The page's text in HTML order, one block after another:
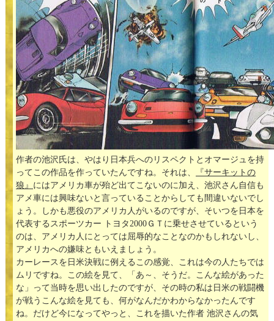
作者の池沢氏は、やはり日本兵へのリスペクトとオマージュを持
ってこの作品を作っていたんですね。それは、
『サーキットの
狼』 にはアメリカ車が殆ど出てこないのに加え、池沢さん自信も
アメ車には興味ないと言っていることからしても間違いないでし
ょう。しかも悪役のアメリカ人がいるのですが、そいつを日本を
代表するスポーツカー トヨタ2000ＧＴに乗せさせているという
のは、アメリカ人にとっては屈辱的なことなのかもしれないし、
アメリカへの嫌味ともいえましょう。
カーレースを日米決戦に例えるこの感覚、これは今の人たちでは
ムリですね。この絵を見て、「あ～、そうだ。こんな絵があった
な」って当時を思い出したのですが、その時の私は日米の戦闘機
が戦うこんな絵を見ても、何がなんだかわからなかったんです
ね。だけど今になってやっと、これを描いた作者 池沢さんの気